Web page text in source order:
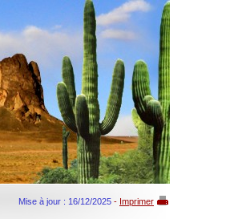
Mise à jour : 16/12/2025 - Imprimer